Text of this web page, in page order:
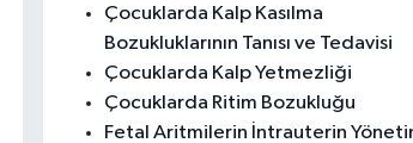
Çocuklarda Kalp Kasılma
Bozukluklarının Tanısı ve Tedavisi
Çocuklarda Kalp Yetmezliği
Çocuklarda Ritim Bozukluğu
Fetal Aritmilerin İntrauterin